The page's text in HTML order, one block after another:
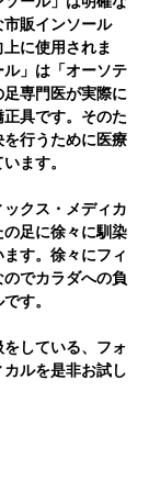
販インソール
に使用されま
」は「オーソテ
専門医が実際に
具です。そのた
行うために医療
ます。
クス・メディカ
足に徐々に馴染
す。徐々にフィ
でカラダへの負
す。
している、フォ
ルを是非お試し